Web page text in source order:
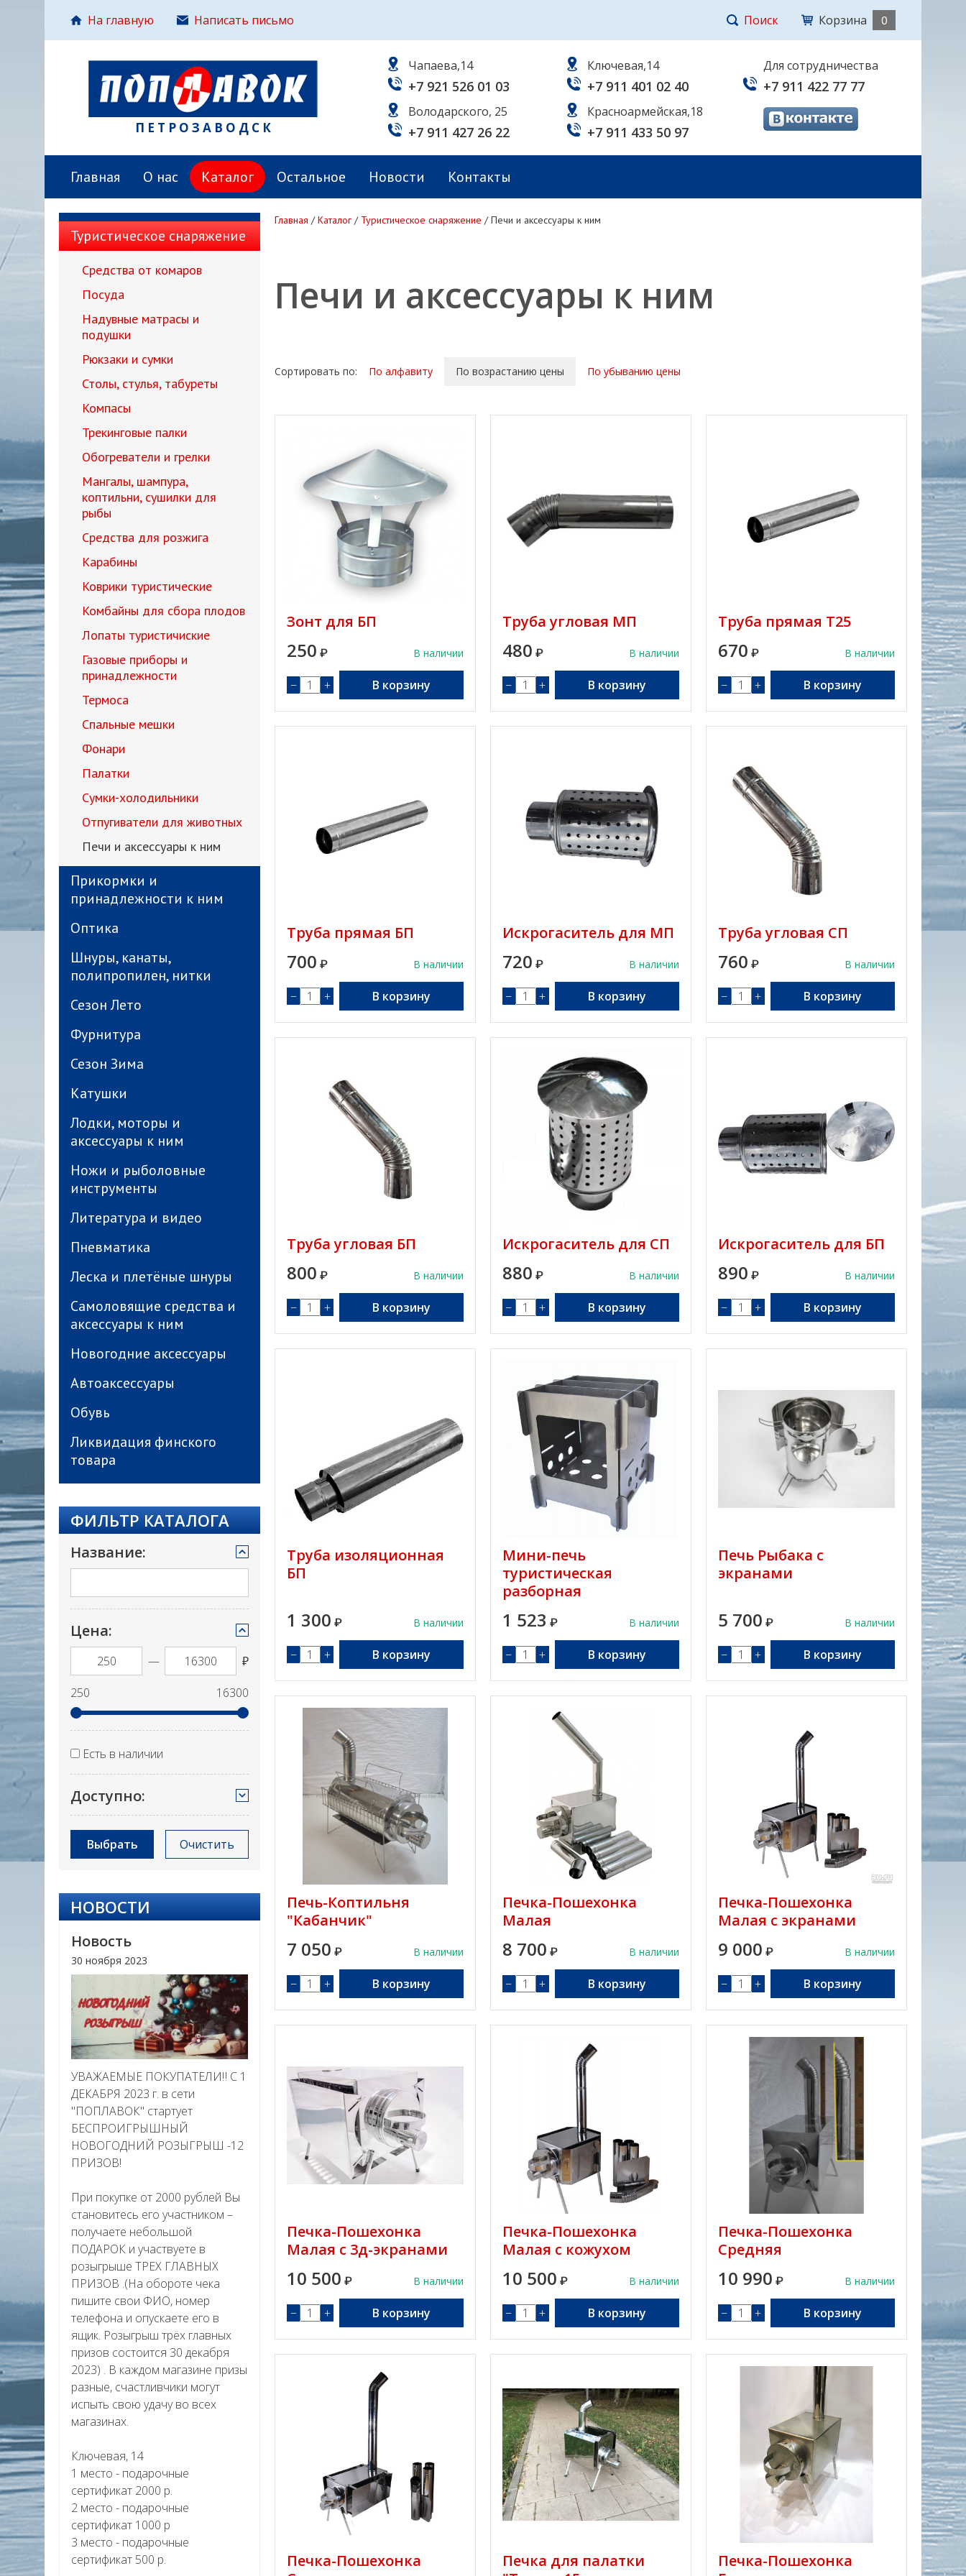
На главную Написать письмо Поиск Корзина 0
ПЕТРОЗАВОДСК
Чапаева,14
+7 921 526 01 03
Володарского, 25
+7 911 427 26 22
Ключевая,14
+7 911 401 02 40
Красноармейская,18
+7 911 433 50 97
Для сотрудничества
+7 911 422 77 77
Главная О нас Каталог Остальное Новости Контакты
Туристическое снаряжение
Средства от комаров
Посуда
Надувные матрасы и
подушки
Рюкзаки и сумки
Столы, стулья, табуреты
Компасы
Трекинговые палки
Обогреватели и грелки
Мангалы, шампура,
коптильни, сушилки для
рыбы
Средства для розжига
Карабины
Коврики туристические
Комбайны для сбора плодов
Лопаты туристичиские
Газовые приборы и
принадлежности
Термоса
Спальные мешки
Фонари
Палатки
Сумки-холодильники
Отпугиватели для животных
Печи и аксессуары к ним
Прикормки и
принадлежности к ним
Оптика
Шнуры, канаты,
полипропилен, нитки
Сезон Лето
Фурнитура
Сезон Зима
Катушки
Лодки, моторы и
аксессуары к ним
Ножи и рыболовные
инструменты
Литература и видео
Пневматика
Леска и плетёные шнуры
Самоловящие средства и
аксессуары к ним
Новогодние аксессуары
Автоаксессуары
Обувь
Ликвидация финского
товара
ФИЛЬТР КАТАЛОГА
Название:
Цена:
—
₽
250
16300
Есть в наличии
Доступно:
Выбрать Очистить
НОВОСТИ
Новость
30 ноября 2023
УВАЖАЕМЫЕ ПОКУПАТЕЛИ‼ С 1
ДЕКАБРЯ 2023 г. в сети
"ПОПЛАВОК" стартует
БЕСПРОИГРЫШНЫЙ
НОВОГОДНИЙ РОЗЫГРЫШ -12
ПРИЗОВ!
При покупке от 2000 рублей Вы
становитесь его участником –
получаете небольшой
ПОДАРОК и участвуете в
розыгрыше ТРЕХ ГЛАВНЫХ
ПРИЗОВ .(На обороте чека
пишите свои ФИО, номер
телефона и опускаете его в
ящик. Розыгрыш трёх главных
призов состоится 30 декабря
2023) . В каждом магазине призы
разные, счастливчики могут
испыть свою удачу во всех
магазинах.
Ключевая, 14
1 место - подарочные
сертификат 2000 р.
2 место - подарочные
сертификат 1000 р
3 место - подарочные
сертификат 500 р.
Главная /Каталог / Туристическое снаряжение /Печи и аксессуары к ним
Печи и аксессуары к ним
Сортировать по: По алфавиту По возрастанию цены По убыванию цены
Зонт для БП
250 ₽ В наличии
− + В корзину
Труба угловая МП
480 ₽ В наличии
− + В корзину
Труба прямая Т25
670 ₽ В наличии
− + В корзину
Труба прямая БП
700 ₽ В наличии
− + В корзину
Искрогаситель для МП
720 ₽ В наличии
− + В корзину
Труба угловая СП
760 ₽ В наличии
− + В корзину
Труба угловая БП
800 ₽ В наличии
− + В корзину
Искрогаситель для СП
880 ₽ В наличии
− + В корзину
Искрогаситель для БП
890 ₽ В наличии
− + В корзину
Труба изоляционная
БП
1 300 ₽ В наличии
− + В корзину
Мини-печь
туристическая
разборная
1 523 ₽ В наличии
− + В корзину
Печь Рыбака с
экранами
5 700 ₽ В наличии
− + В корзину
Печь-Коптильня
"Кабанчик"
7 050 ₽ В наличии
− + В корзину
Печка-Пошехонка
Малая
8 700 ₽ В наличии
− + В корзину
Печка-Пошехонка
Малая с экранами
9 000 ₽ В наличии
− + В корзину
Печка-Пошехонка
Малая с 3д-экранами
10 500 ₽ В наличии
− + В корзину
Печка-Пошехонка
Малая с кожухом
10 500 ₽ В наличии
− + В корзину
Печка-Пошехонка
Средняя
10 990 ₽ В наличии
− + В корзину
Печка-Пошехонка
Печка для палатки
Печка-Пошехонка